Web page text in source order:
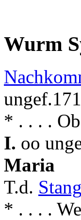
Wurm
* . . . .
I. oo
Maria
T.d.
* . . . .